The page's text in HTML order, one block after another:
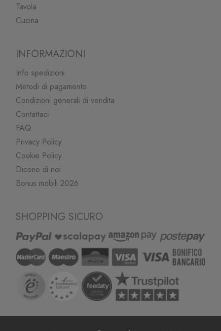
Tavola
Cucina
INFORMAZIONI
Info spedizioni
Metodi di pagamento
Condizioni generali di vendita
Contattaci
FAQ
Privacy Policy
Cookie Policy
Dicono di noi
Bonus mobili 2026
SHOPPING SICURO